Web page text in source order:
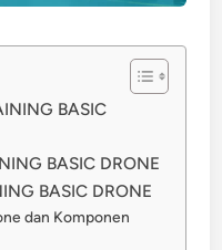
BASIC
BASIC DRONE
BASIC DRONE
dan Komponen